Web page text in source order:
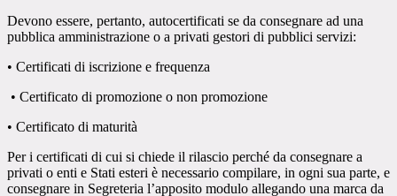
Devono essere, pertanto, autocertificati se da consegnare ad una
pubblica amministrazione o a privati gestori di pubblici servizi:
• Certificati di iscrizione e frequenza
• Certificato di promozione o non promozione
• Certificato di maturità
Per i certificati di cui si chiede il rilascio perché da consegnare a
privati o enti e Stati esteri è necessario compilare, in ogni sua parte, e
consegnare in Segreteria l’apposito modulo allegando una marca da